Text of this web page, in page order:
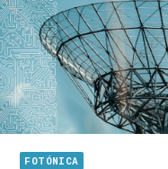
FOTÓNICA